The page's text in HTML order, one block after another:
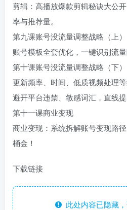
剪辑：高播放爆款剪辑秘诀大公
率与推荐量。
第九课账号没流量调整战略（上）
账号模板全套优化，一键识别流量
第十课账号没流量调整战略（下）
更新频率、时间、低质视频处理
避开平台违禁、敏感词汇，直线提
第十一课商业变现
商业变现：系统拆解账号变现路
桶金！
下载链接
此处内容已隐藏